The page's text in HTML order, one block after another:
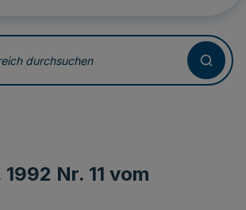
durchsuchen
Nr. 11 vom